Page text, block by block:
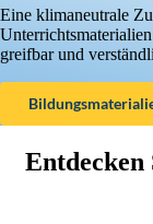
Eine klimaneutrale
greifbar und
Entdecken